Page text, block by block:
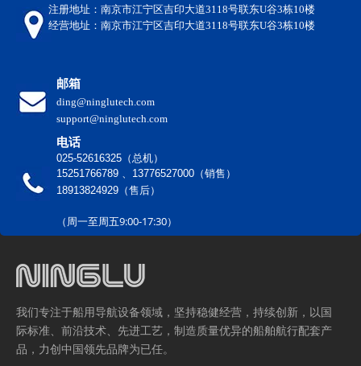
注册地址：南京市江宁区吉印大道3118号联东U谷3栋10楼
经营地址：南京市江宁区吉印大道3118号联东U谷3栋10楼
邮箱
ding@ninglutech.com
support@ninglutech.com
电话
025-52616325（总机）
15251766789 、13776527000（销售）
18913824929（售后）
（周一至周五9:00-17:30）
我们专注于船用导航设备领域，坚持稳健经营，持续创新，以国
际标准、前沿技术、先进工艺，制造质量优异的船舶航行配套产
品，力创中国领先品牌为已任。